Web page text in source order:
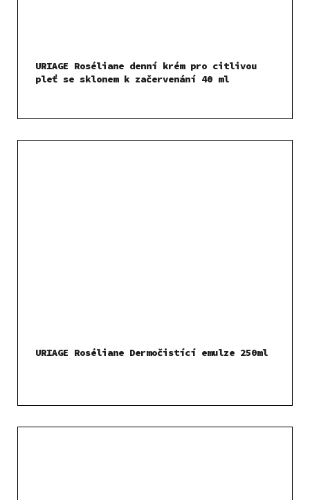
URIAGE Roséliane denní krém pro citlivou
pleť se sklonem k začervenání 40 ml
URIAGE Roséliane Dermočistící emulze 250ml